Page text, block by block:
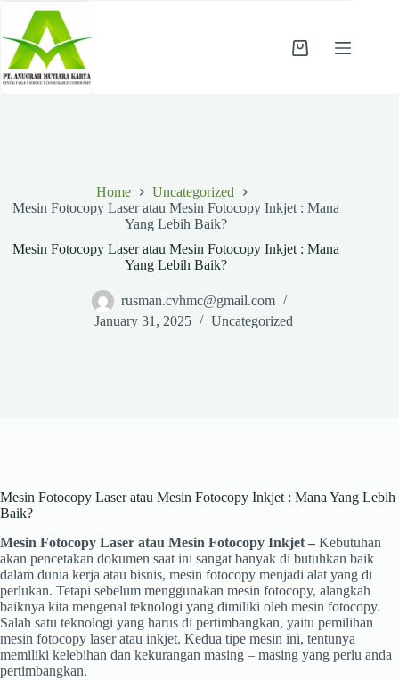
content
Shopping
Home
Uncategorized
Mesin Fotocopy Laser atau Mesin Fotocopy Inkjet : Mana
Yang Lebih Baik?
Mesin Fotocopy Laser atau Mesin Fotocopy Inkjet : Mana
Yang Lebih Baik?
rusman.cvhmc@gmail.com
January 31, 2025
Uncategorized
Mesin Fotocopy Laser atau Mesin Fotocopy Inkjet : Mana Yang Lebih
Baik?
Mesin Fotocopy Laser atau Mesin Fotocopy Inkjet – Kebutuhan
akan pencetakan dokumen saat ini sangat banyak di butuhkan baik
dalam dunia kerja atau bisnis, mesin fotocopy menjadi alat yang di
perlukan. Tetapi sebelum menggunakan mesin fotocopy, alangkah
baiknya kita mengenal teknologi yang dimiliki oleh mesin fotocopy.
Salah satu teknologi yang harus di pertimbangkan, yaitu pemilihan
mesin fotocopy laser atau inkjet. Kedua tipe mesin ini, tentunya
memiliki kelebihan dan kekurangan masing – masing yang perlu anda
pertimbangkan.